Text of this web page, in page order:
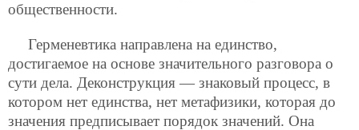
общественности.
Герменевтика направлена на единство,
достигаемое на основе значительного разговора о
сути дела. Деконструкция — знаковый процесс, в
котором нет единства, нет метафизики, которая до
значения предписывает порядок значений. Она